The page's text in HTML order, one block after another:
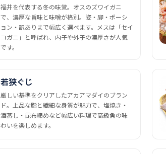
福井を代表する冬の味覚。オスのズワイガニ
で、濃厚な旨味と味噌が格別。姿・脚・ポーシ
ョン・訳ありまで幅広く選べます。メスは「セイ
コガニ」と呼ばれ、内子や外子の濃厚さが人気
です。
若狭ぐじ
厳しい基準をクリアしたアカアマダイのブラン
ド。上品な脂と繊細な身質が魅力で、塩焼き・
酒蒸し・昆布締めなど幅広い料理で高級魚の味
わいを楽しめます。